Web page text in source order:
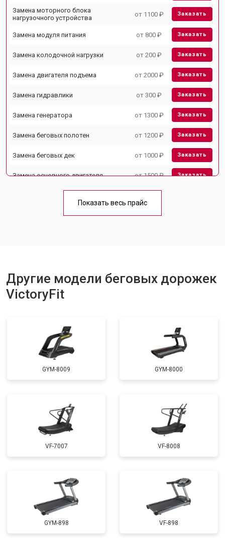
Замена моторного блока
нагрузочного устройства
от 1100 ₽ Заказать
Замена модуля питания от 800 ₽ Заказать
Замена колодочной нагрузки от 200 ₽ Заказать
Замена двигателя подъема от 2000 ₽ Заказать
Замена гидравлики от 300 ₽ Заказать
Замена генератора от 1300 ₽ Заказать
Замена беговых полотен от 1200 ₽ Заказать
Замена беговых дек от 1000 ₽ Заказать
Замена основного двигателя от 1500 ₽ Заказать
Замена платы управления от 800 ₽
Показать весь прайс
Другие модели беговых дорожек
VictoryFit
GYM-8009 GYM-8000
VF-7007 VF-8008
GYM-898 VF-898